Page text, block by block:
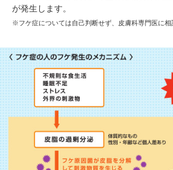
が発生します。
※フケ症については自己判断せず、皮膚科専門医に相